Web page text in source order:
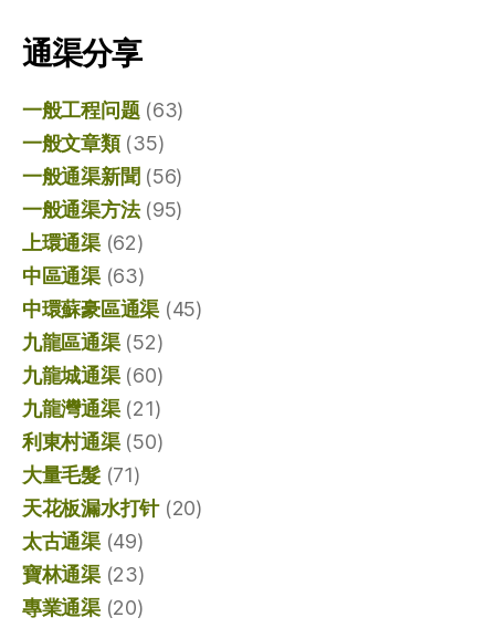
通渠分享
一般工程问题(63)
一般文章類(35)
一般通渠新聞 (56)
一般通渠方法(95)
上環通渠(62)
中區通渠(63)
中環蘇豪區通渠 (45)
九龍區通渠(52)
九龍城通渠(60)
九龍灣通渠(21)
利東村通渠(50)
大量毛髮(71)
天花板漏水打针(20)
太古通渠(49)
寶林通渠(23)
專業通渠(20)